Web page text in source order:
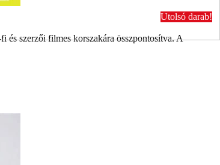
Utolsó darab!
és szerzői filmes korszakára összpontosítva. A